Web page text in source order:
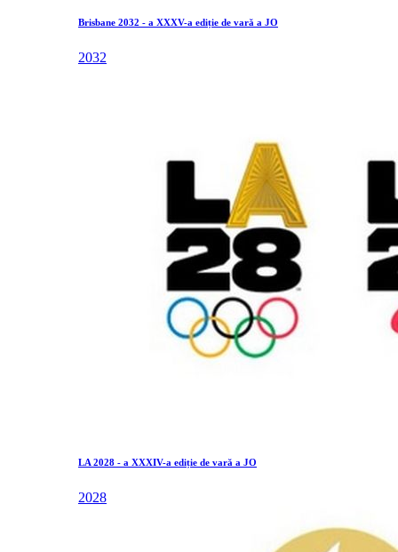
Brisbane 2032 - a XXXV-a ediție de vară a JO
2032
LA 2028 - a XXXIV-a ediție de vară a JO
2028